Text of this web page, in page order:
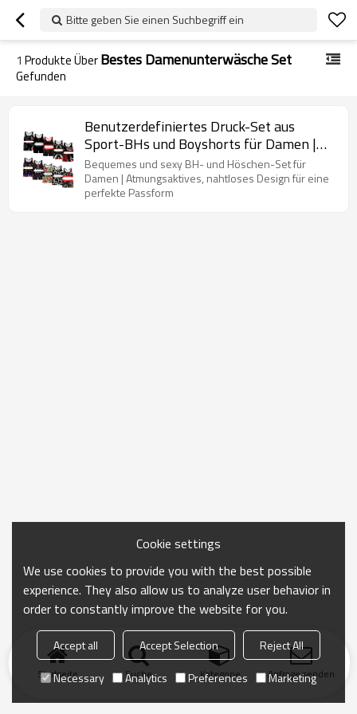
Bitte geben Sie einen Suchbegriff ein
1 Produkte ÜberBestes Damenunterwäsche Set
Gefunden
Benutzerdefiniertes Druck-Set aus
Sport-BHs und Boyshorts für Damen |
Bequeme Stretch-Höschen | Individuelle
Anpassung der Damenunterwäsche
Bequemes und sexy BH- und Höschen-Set für
Damen | Atmungsaktives, nahtloses Design für eine
perfekte Passform
Startseite Suche Kategorie Anfrage senden
Cookie settings
We use cookies to provide you with the best possible
experience. They also allow us to analyze user behavior in
order to constantly improve the website for you.
Accept all Accept Selection
Reject All
Necessary
Analytics Preferences Marketing